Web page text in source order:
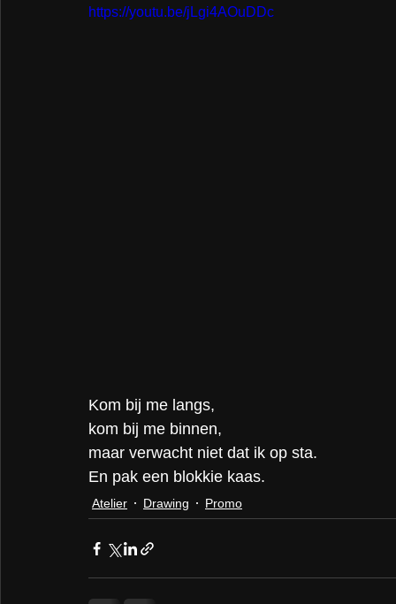
https://youtu.be/jLgi4AOuDDc
Kom bij me langs,
kom bij me binnen,
maar verwacht niet dat ik op sta.
En pak een blokkie kaas.
Atelier Drawing Promo